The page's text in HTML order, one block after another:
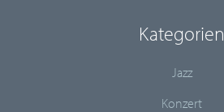
Kategorien
Jazz
Konzert